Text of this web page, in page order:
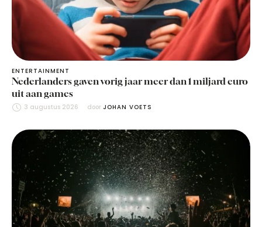
ENTERTAINMENT
Nederlanders gaven vorig jaar meer dan 1 miljard euro
uit aan games
3 augustus 2026 door JOHAN VOETS